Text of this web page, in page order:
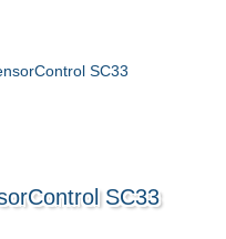
SC33